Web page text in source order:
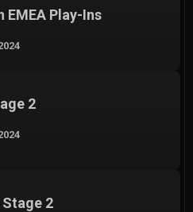
EMEA Play-Ins
2
2